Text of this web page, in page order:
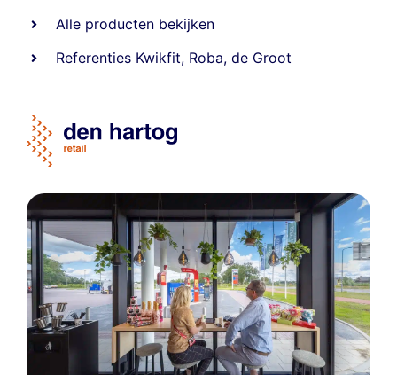
Alle producten bekijken
Referenties Kwikfit, Roba,de Groot